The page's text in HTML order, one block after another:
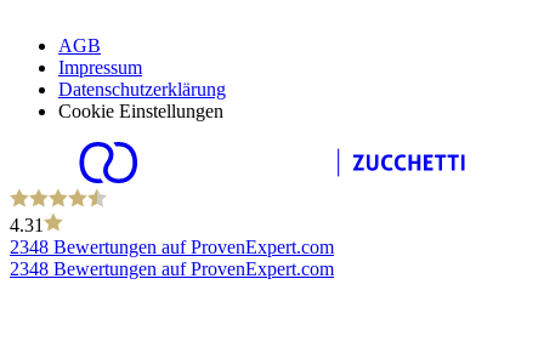
AGB
Impressum
Datenschutzerklärung
Cookie Einstellungen
4.31
2348 Bewertungen auf ProvenExpert.com
2348 Bewertungen auf ProvenExpert.com